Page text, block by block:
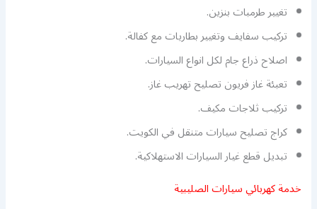
تغيير طرمبات بنزين.
تركيب سفايف وتغيير بطاريات مع كفالة.
اصلاح ذراع جام لكل انواع السيارات.
تعبئة غاز فريون تصليح تهريب غاز.
تركيب ثلاجات مكيف.
كراج تصليح سيارات متنقل في الكويت.
تبديل قطع غيار السيارات الاستهلاكية.
خدمة كهربائي سيارات الصليبية